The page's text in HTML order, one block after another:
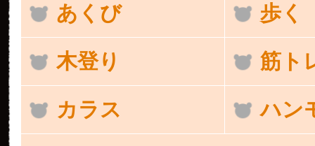
あくび 歩く
木登り 筋ト
カラス ハン